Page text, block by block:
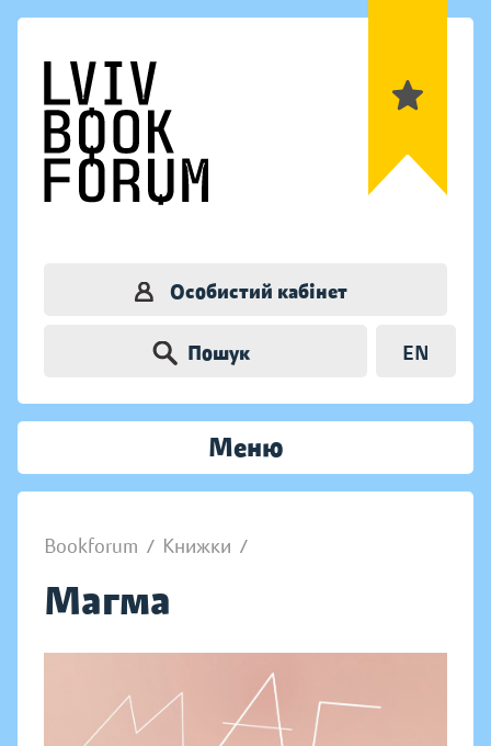
Особистий кабінет
Пошук EN
Меню
Bookforum / Книжки /
Магма